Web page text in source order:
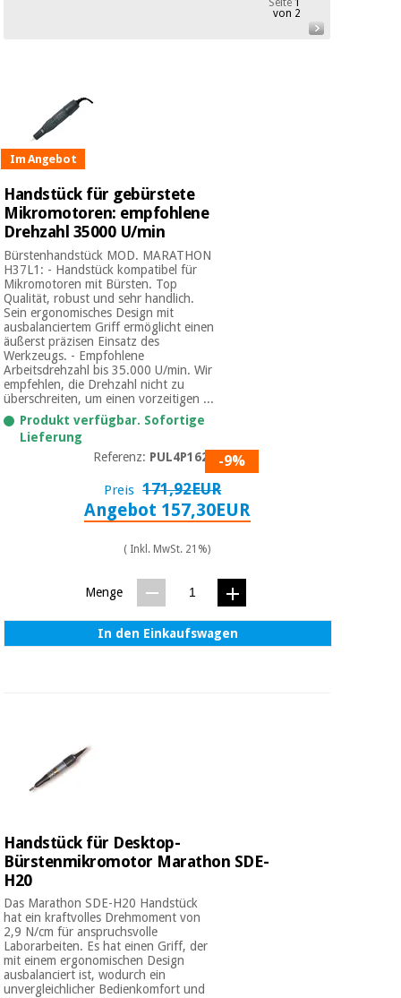
Outlet
Fisaude
Tech
Academy
Therapeutische
schränke
Essentielles
schutzmaterial
für
coronaviren
Aerobic,
fitness
und
pilates
Sport
und
spiele
Sanitärkleiderschränke
Veterinärmedizin
(ausverkauf)
Angebote
Outlet
Fisaude
Tech
Academy
chinesische
medizin
möbel
Therapeutische
schränke
Essentielles
schutzmaterial
für
coronaviren
Aerobic,
Sanitärkleiderschränke
Orthopädie
(ausverkauf)
Seite1
von 2
Im Angebot
Handstück für gebürstete
Mikromotoren: empfohlene
Drehzahl 35000 U/min
Bürstenhandstück MOD. MARATHON
H37L1: - Handstück kompatibel für
Mikromotoren mit Bürsten. Top
Qualität, robust und sehr handlich.
Sein ergonomisches Design mit
ausbalanciertem Griff ermöglicht einen
äußerst präzisen Einsatz des
Werkzeugs. - Empfohlene
Arbeitsdrehzahl bis 35.000 U/min. Wir
empfehlen, die Drehzahl nicht zu
überschreiten, um einen vorzeitigen ...
Produkt verfügbar. Sofortige
Lieferung
Referenz: PUL4P1620 -9%
Preis 171,92EUR
Angebot 157,30EUR
( Inkl. MwSt. 21%)
Menge
In den Einkaufswagen
Handstück für Desktop-
Bürstenmikromotor Marathon SDE-
H20
Das Marathon SDE-H20 Handstück
hat ein kraftvolles Drehmoment von
2,9 N/cm für anspruchsvolle
Laborarbeiten. Es hat einen Griff, der
mit einem ergonomischen Design
ausbalanciert ist, wodurch ein
unvergleichlicher Bedienkomfort und